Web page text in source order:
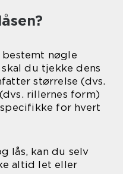
nøgle
du tjekke dens
størrelse (dvs.
rillernes form)
for hvert
lås, kan du selv
altid let eller